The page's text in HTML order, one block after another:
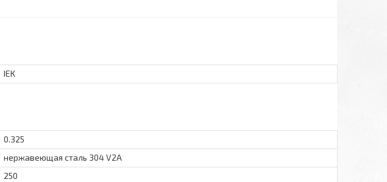
IEK
0.325
нержавеющая сталь 304 V2A
250